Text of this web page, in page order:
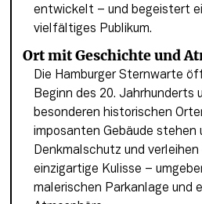
entwickelt – und begeistert
vielfältiges Publikum.
Ort mit Geschichte und
Die Hamburger Sternwarte
Beginn des 20. Jahrhunderts
besonderen historischen
imposanten Gebäude stehen
Denkmalschutz und
einzigartige Kulisse –
malerischen Parkanlage und